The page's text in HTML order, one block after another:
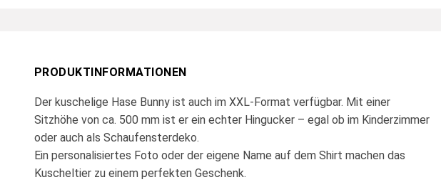
PRODUKTINFORMATIONEN
Der kuschelige Hase Bunny ist auch im XXL-Format verfügbar. Mit einer
Sitzhöhe von ca. 500 mm ist er ein echter Hingucker – egal ob im Kinderzimmer
oder auch als Schaufensterdeko.
Ein personalisiertes Foto oder der eigene Name auf dem Shirt machen das
Kuscheltier zu einem perfekten Geschenk.